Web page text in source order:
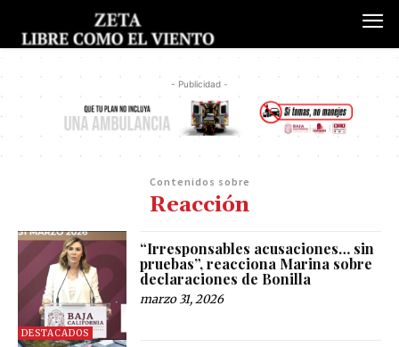
- Publicidad -
Contenidos sobre
Reacción
DESTACADOS
“Irresponsables acusaciones… sin
pruebas”, reacciona Marina sobre
declaraciones de Bonilla
marzo 31, 2026